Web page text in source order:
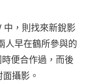
中，則找來新銳影
人早在鶴所參與的
便合作過，而後
攝影。